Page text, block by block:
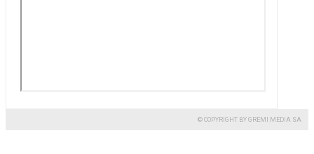
© COPYRIGHT BY GREMI MEDIA SA